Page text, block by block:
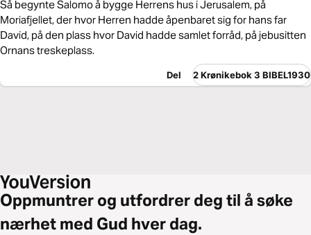
Så begynte Salomo å bygge Herrens hus i Jerusalem, på
Moriafjellet, der hvor Herren hadde åpenbaret sig for hans far
David, på den plass hvor David hadde samlet forråd, på jebusitten
Ornans treskeplass.
Del 2 Krønikebok 3 BIBEL1930
Oppmuntrer og utfordrer deg til å søke
nærhet med Gud hver dag.